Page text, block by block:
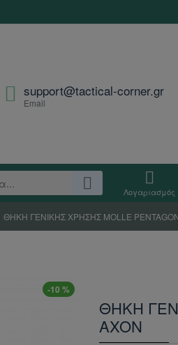
support@tactical-corner.gr
Email
Λογαριασμός
ΘΗΚΗ ΓΕΝΙΚΗΣ ΧΡΗΣΗΣ MOLLE
-10 %
ΘΗΚΗ
AXON